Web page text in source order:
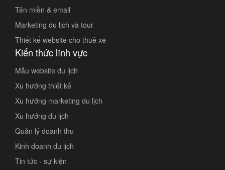
Tên miền & email
Marketing du lịch và tour
Thiết kế website cho thuê xe
Kiến thức lĩnh vực
Mẫu website du lịch
Xu hướng thiết kế
Xu hướng marketing du lịch
Xu hướng du lịch
Quản lý doanh thu
Kinh doanh du lịch
Tin tức - sự kiện